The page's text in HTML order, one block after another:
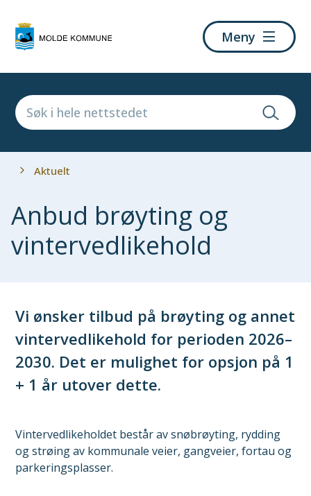
kommune
Meny
Du
Aktuelt
Anbud brøyting og
vintervedlikehold
Vi ønsker tilbud på brøyting og annet
vintervedlikehold for perioden 2026–
2030. Det er mulighet for opsjon på 1
+ 1 år utover dette.
Vintervedlikeholdet består av snøbrøyting, rydding
og strøing av kommunale veier, gangveier, fortau og
parkeringsplasser.